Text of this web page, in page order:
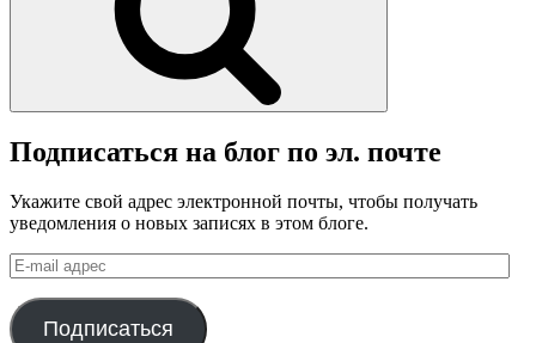
Подписаться на блог по эл. почте
Укажите свой адрес электронной почты, чтобы получать
уведомления о новых записях в этом блоге.
E-
mail
адрес
Подписаться